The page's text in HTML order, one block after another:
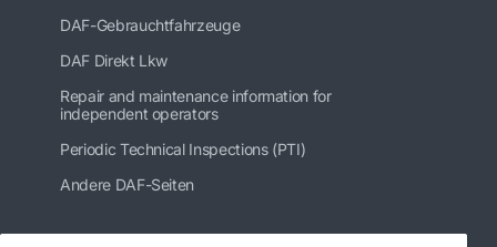
DAF-Gebrauchtfahrzeuge
DAF Direkt Lkw
Repair and maintenance information for
independent operators
Periodic Technical Inspections (PTI)
Andere DAF-Seiten